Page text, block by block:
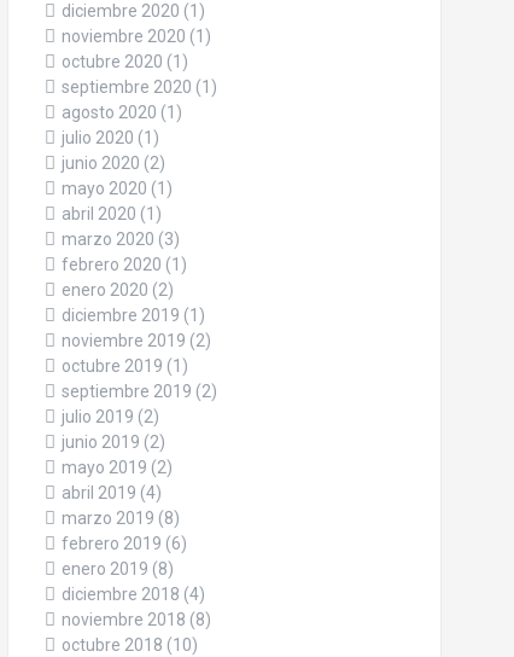
diciembre 2020 (1)
noviembre 2020 (1)
octubre 2020 (1)
septiembre 2020 (1)
agosto 2020 (1)
julio 2020 (1)
junio 2020 (2)
mayo 2020 (1)
abril 2020 (1)
marzo 2020 (3)
febrero 2020 (1)
enero 2020 (2)
diciembre 2019 (1)
noviembre 2019 (2)
octubre 2019 (1)
septiembre 2019 (2)
julio 2019 (2)
junio 2019 (2)
mayo 2019 (2)
abril 2019 (4)
marzo 2019 (8)
febrero 2019 (6)
enero 2019 (8)
diciembre 2018 (4)
noviembre 2018 (8)
octubre 2018 (10)